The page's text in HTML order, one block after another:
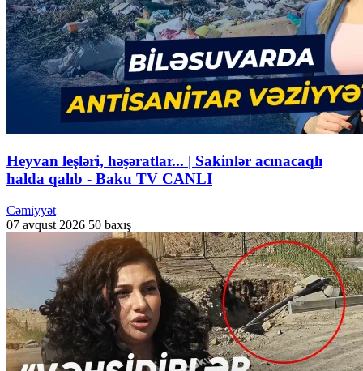
Heyvan leşləri, həşəratlar... | Sakinlər acınacaqlı
halda qalıb - Baku TV CANLI
Cəmiyyət
07 avqust 2026 50 baxış